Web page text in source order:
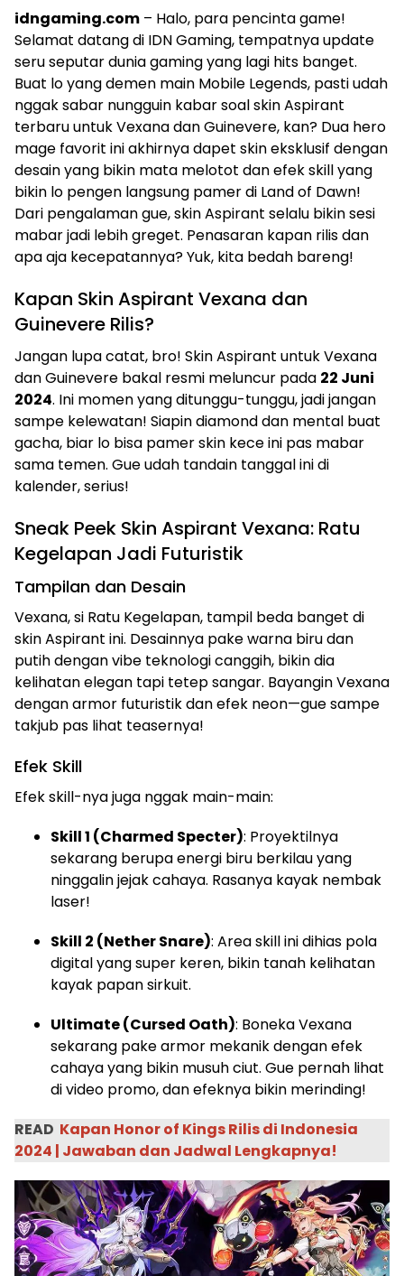
idngaming.com – Halo, para pencinta game!
Selamat datang di IDN Gaming, tempatnya update
seru seputar dunia gaming yang lagi hits banget.
Buat lo yang demen main Mobile Legends, pasti udah
nggak sabar nungguin kabar soal skin Aspirant
terbaru untuk Vexana dan Guinevere, kan? Dua hero
mage favorit ini akhirnya dapet skin eksklusif dengan
desain yang bikin mata melotot dan efek skill yang
bikin lo pengen langsung pamer di Land of Dawn!
Dari pengalaman gue, skin Aspirant selalu bikin sesi
mabar jadi lebih greget. Penasaran kapan rilis dan
apa aja kecepatannya? Yuk, kita bedah bareng!
Kapan Skin Aspirant Vexana dan
Guinevere Rilis?
Jangan lupa catat, bro! Skin Aspirant untuk Vexana
dan Guinevere bakal resmi meluncur pada 22 Juni
2024. Ini momen yang ditunggu-tunggu, jadi jangan
sampe kelewatan! Siapin diamond dan mental buat
gacha, biar lo bisa pamer skin kece ini pas mabar
sama temen. Gue udah tandain tanggal ini di
kalender, serius!
Sneak Peek Skin Aspirant Vexana: Ratu
Kegelapan Jadi Futuristik
Tampilan dan Desain
Vexana, si Ratu Kegelapan, tampil beda banget di
skin Aspirant ini. Desainnya pake warna biru dan
putih dengan vibe teknologi canggih, bikin dia
kelihatan elegan tapi tetep sangar. Bayangin Vexana
dengan armor futuristik dan efek neon—gue sampe
takjub pas lihat teasernya!
Efek Skill
Efek skill-nya juga nggak main-main:
Skill 1 (Charmed Specter): Proyektilnya
sekarang berupa energi biru berkilau yang
ninggalin jejak cahaya. Rasanya kayak nembak
laser!
Skill 2 (Nether Snare): Area skill ini dihias pola
digital yang super keren, bikin tanah kelihatan
kayak papan sirkuit.
Ultimate (Cursed Oath): Boneka Vexana
sekarang pake armor mekanik dengan efek
cahaya yang bikin musuh ciut. Gue pernah lihat
di video promo, dan efeknya bikin merinding!
READ Kapan Honor of Kings Rilis di Indonesia
2024 | Jawaban dan Jadwal Lengkapnya!